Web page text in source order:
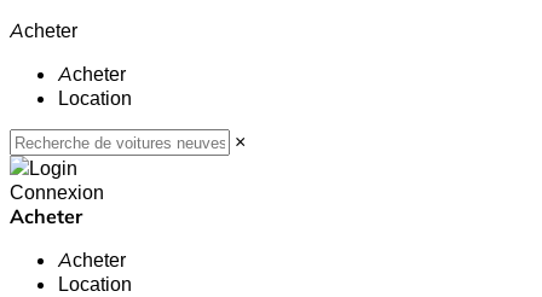
Acheter
Acheter
Location
×
Connexion
Acheter
Acheter
Location